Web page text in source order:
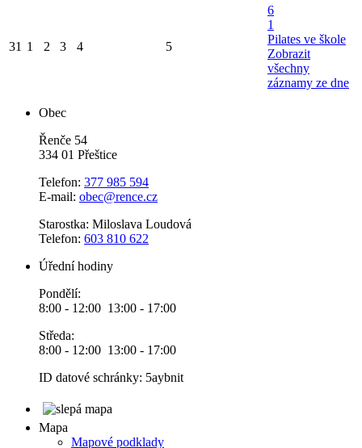
31 1 2 3 4 5
6
1
Pilates ve škole
Zobrazit
všechny
záznamy ze dne
Obec
Řenče 54
334 01 Přeštice
Telefon: 377 985 594
E-mail: obec@rence.cz
Starostka: Miloslava Loudová
Telefon: 603 810 622
Úřední hodiny
Pondělí:
8:00 - 12:00 13:00 - 17:00
Středa:
8:00 - 12:00 13:00 - 17:00
ID datové schránky: 5aybnit
Mapa
Mapové podklady